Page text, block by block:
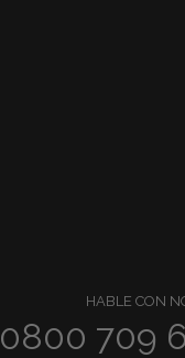
HABLE CON
0800 709